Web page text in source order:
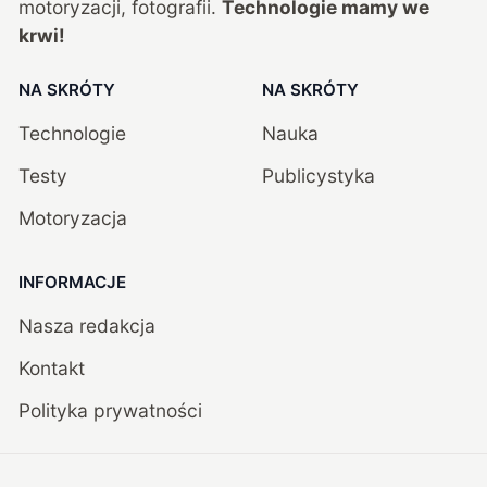
motoryzacji, fotografii. Technologie mamy we
krwi!
NA SKRÓTY
Technologie
Testy
Motoryzacja
NA SKRÓTY
Nauka
Publicystyka
INFORMACJE
Nasza redakcja
Kontakt
Polityka prywatności